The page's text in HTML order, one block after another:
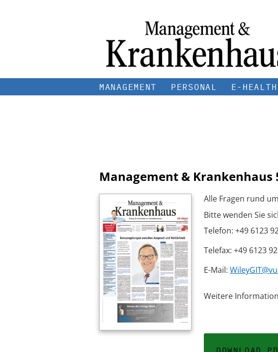
MANAGEMENT PERSONAL E-HEALTH
Management & Krankenhaus
Alle Fragen rund
Bitte wenden Sie
Telefon: +49 6123
Telefax: +49 6123
E-Mail:
Weitere
DOWNLOAD